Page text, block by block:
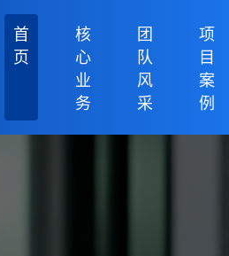
首
页
核
心
业
务
团
队
风
采
项
目
案
例